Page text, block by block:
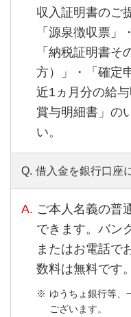
収入証明書のご
「源泉徴収票」
「納税証明書
方）」・「確定
近1ヵ月分の給
賞与明細書」の
い。
Q. 借入金を銀行口座
A. ご本人名義の普
できます。バン
またはお電話で
数料は無料です。
ゆうちょ銀行等、
ございます。